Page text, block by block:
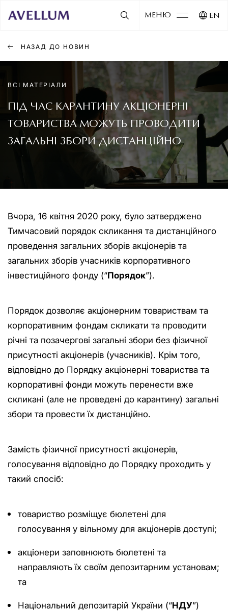
МЕНЮ EN
НАЗАД ДО НОВИН
ВСІ МАТЕРІАЛИ
ПІД ЧАС КАРАНТИНУ АКЦІОНЕРНІ
ТОВАРИСТВА МОЖУТЬ ПРОВОДИТИ
ЗАГАЛЬНІ ЗБОРИ ДИСТАНЦІЙНО
Вчора, 16 квітня 2020 року, було затверджено
Тимчасовий порядок скликання та дистанційного
проведення загальних зборів акціонерів та
загальних зборів учасників корпоративного
інвестиційного фонду (“Порядок”).
Порядок дозволяє акціонерним товариствам та
корпоративним фондам скликати та проводити
річні та позачергові загальні збори без фізичної
присутності акціонерів (учасників). Крім того,
відповідно до Порядку акціонерні товариства та
корпоративні фонди можуть перенести вже
скликані (але не проведені до карантину) загальні
збори та провести їх дистанційно.
Замість фізичної присутності акціонерів,
голосування відповідно до Порядку проходить у
такий спосіб:
товариство розміщує бюлетені для
голосування у вільному для акціонерів доступі;
акціонери заповнюють бюлетені та
направляють їх своїм депозитарним установам;
та
Національний депозитарій України (“НДУ”)